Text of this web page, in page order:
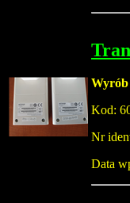
Wyrób
Kod:
Nr
Data